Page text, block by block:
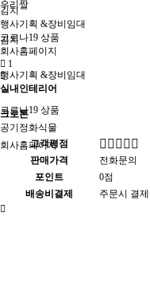
우리쌀
김치
행사기획 &장비임대
코로나19 상품
회사홈페이지
김치
행사기획 &장비임대
코로나19 상품
회사홈페이지
1
실내인테리어
크로톤
공기정화식물
고객평점
판매가격
전화문의
포인트
0점
배송비결제
주문시 결제